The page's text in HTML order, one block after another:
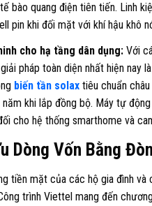
bào quang điện tiên tiến. Linh
pin khi đối mặt với khí hậu khô
cho hạ tầng dân dụng:Với
pháp toàn diện nhất hiện nay
biến tần solaxtiêu chuẩn châu
khi lắp đồng bộ. Máy tự
cho hệ thống smarthome và
Dòng Vốn Bằng
tiền mặt của các hộ gia đình
trình Viettel mang đến